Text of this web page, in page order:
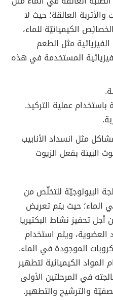
العالقة؛ حيث لا
الكيميائيّة للماء،
مثل الطعم
المستخدمة في هذه
عملية التركيد.
مثل انسداد الأنابيب
البيئة بفعل الزيوت
البيولوجيّة للتخلّص من
الماء؛ حيث يتم تعريض
تحفيز نشاط البكتيريا
العضوية، ويتم استخدام
الموجودة في الماء.
المواد الكيميائية لتطهير
في المرحلتين الأولى
والترشيح والتطهير.